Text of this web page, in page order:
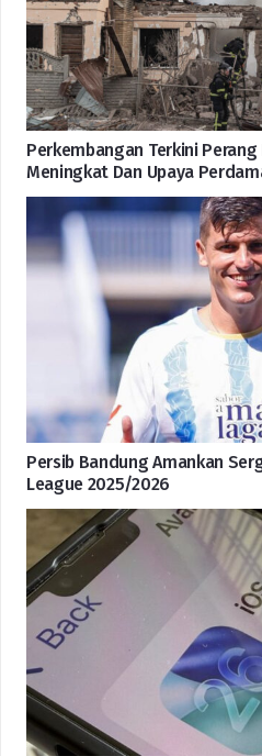
Perkembangan Terkini
Meningkat Dan Upaya
Persib Bandung Amankan
League 2025/2026